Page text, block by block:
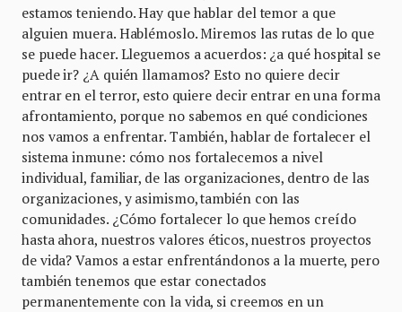
estamos teniendo. Hay que hablar del temor a que
alguien muera. Hablémoslo. Miremos las rutas de lo que
se puede hacer. Lleguemos a acuerdos: ¿a qué hospital se
puede ir? ¿A quién llamamos? Esto no quiere decir
entrar en el terror, esto quiere decir entrar en una forma
afrontamiento, porque no sabemos en qué condiciones
nos vamos a enfrentar. También, hablar de fortalecer el
sistema inmune: cómo nos fortalecemos a nivel
individual, familiar, de las organizaciones, dentro de las
organizaciones, y asimismo, también con las
comunidades. ¿Cómo fortalecer lo que hemos creído
hasta ahora, nuestros valores éticos, nuestros proyectos
de vida? Vamos a estar enfrentándonos a la muerte, pero
también tenemos que estar conectados
permanentemente con la vida, si creemos en un